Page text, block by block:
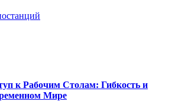
к Рабочим Столам: Гибкость и
Мире